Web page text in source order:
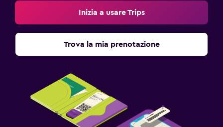
Inizia a usare Trips
Trova la mia prenotazione